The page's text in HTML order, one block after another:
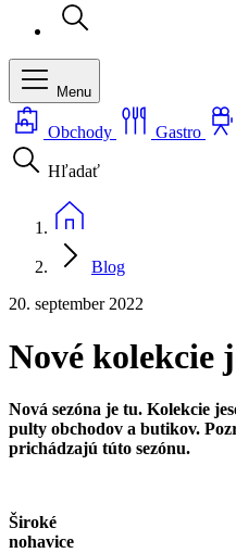
Menu
Obchody Gastro
Hľadať
Blog
20. september 2022
Nové kolekcie
Nová sezóna je tu. Kolekcie
pulty obchodov a butikov.
prichádzajú túto sezónu.
Široké